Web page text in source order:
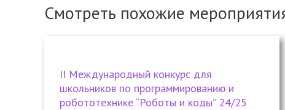
Смотреть похожие
II Международный конкурс для
школьников по программированию и
робототехнике “Роботы и коды” 24/25